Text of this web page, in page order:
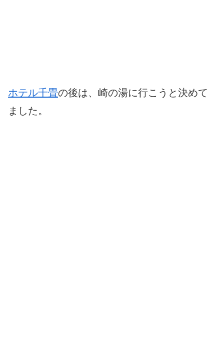
ホテル千畳の後は、崎の湯に行こうと決めて
ました。